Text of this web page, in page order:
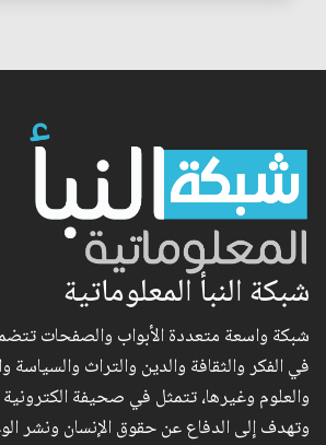
شبكة النبأ المعلوماتية
شبكة واسعة متعددة الأبواب والصفحات
في الفكر والثقافة والدين والتراث والسياسة
والعلوم وغيرها، تتمثل في صحيفة
وتهدف إلى الدفاع عن حقوق الإنسان ونشر